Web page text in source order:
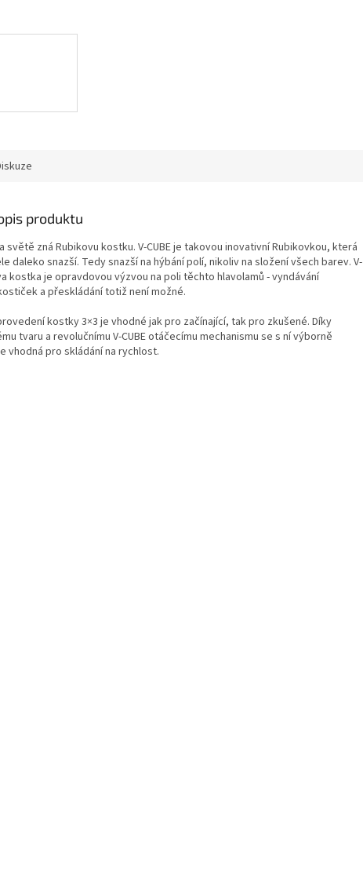
produktu
světě zná Rubikovu kostku. V-CUBE je takovou inovativní Rubikovkou, která
daleko snazší. Tedy snazší na hýbání polí, nikoliv na složení všech barev. V-
kostka je opravdovou výzvou na poli těchto hlavolamů - vyndávání
a přeskládání totiž není možné.
kostky 3×3 je vhodné jak pro začínající, tak pro zkušené. Díky
tvaru a revolučnímu V-CUBE otáčecímu mechanismu se s ní výborně
vhodná pro skládání na rychlost.